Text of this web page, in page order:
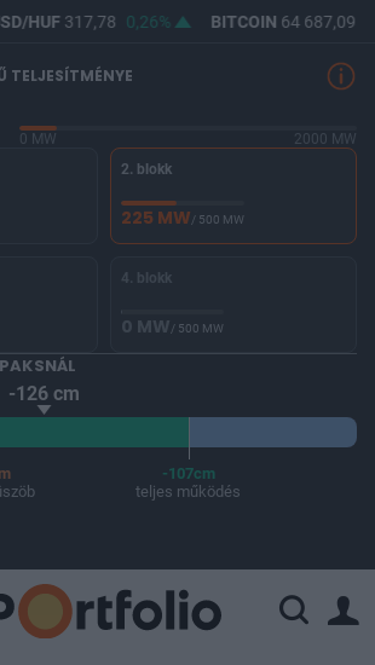
HUF317,78 0,26% BITCOIN64 687,09
TELJESÍTMÉNYE
0 MW
2000 MW
2. blokk
225 MW/ 500 MW
4. blokk
0 MW/ 500 MW
-126 cm
-107cm
teljes működés